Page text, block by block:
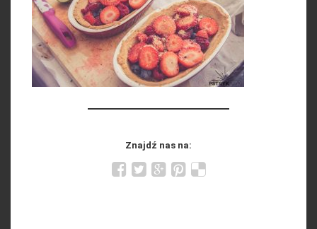
Znajdź nas na: